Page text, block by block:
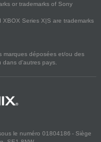
or trademarks of Sony
Series X|S are trademarks
marques déposées et/ou des
dans d'autres pays.
le numéro 01804186 - Siège